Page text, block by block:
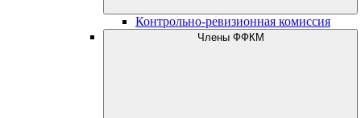
Контрольно-ревизионная комиссия
Члены ФФКМ